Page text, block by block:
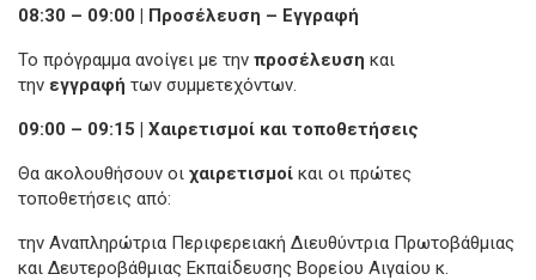
08:30 – 09:00 | Προσέλευση – Εγγραφή
Το πρόγραμμα ανοίγει με την προσέλευση και
την εγγραφή των συμμετεχόντων.
09:00 – 09:15 | Χαιρετισμοί και τοποθετήσεις
Θα ακολουθήσουν οι χαιρετισμοί και οι πρώτες
τοποθετήσεις από:
την Αναπληρώτρια Περιφερειακή Διευθύντρια Πρωτοβάθμιας
και Δευτεροβάθμιας Εκπαίδευσης Βορείου Αιγαίου κ.